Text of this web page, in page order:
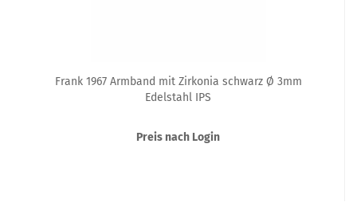
Frank 1967 Armband mit Zirkonia schwarz Ø 3mm
Edelstahl IPS
Preis nach Login